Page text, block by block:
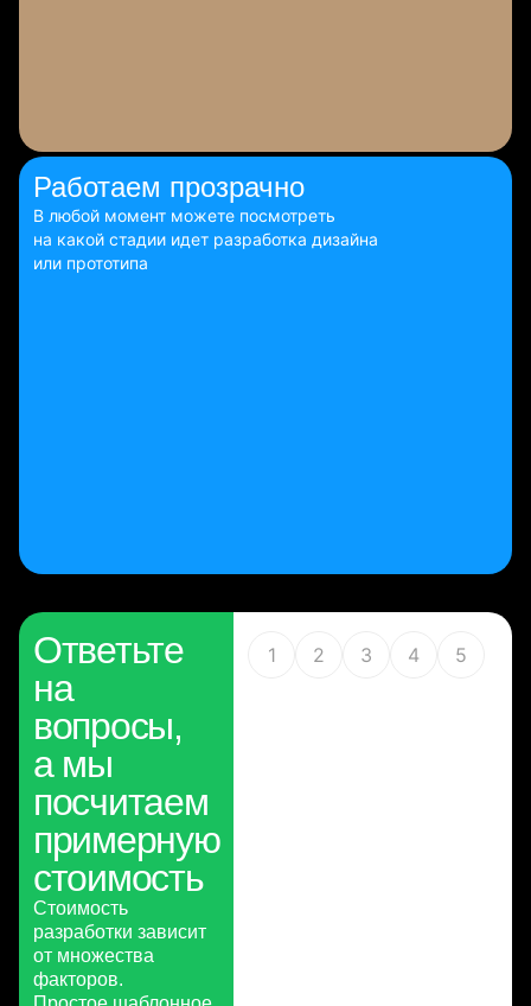
Работаем прозрачно
В любой момент можете посмотреть
на какой стадии идет разработка дизайна
или прототипа
Ответьте
на
вопросы,
а мы
посчитаем
примерную
стоимость
Стоимость
разработки зависит
от множества
факторов.
1 2 3 4 5